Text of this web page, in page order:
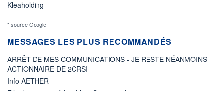
Kleaholding
* source Google
MESSAGES LES PLUS RECOMMANDÉS
ARRÊT DE MES COMMUNICATIONS - JE RESTE NÉANMOINS
ACTIONNAIRE DE 2CRSI
Info AETHER